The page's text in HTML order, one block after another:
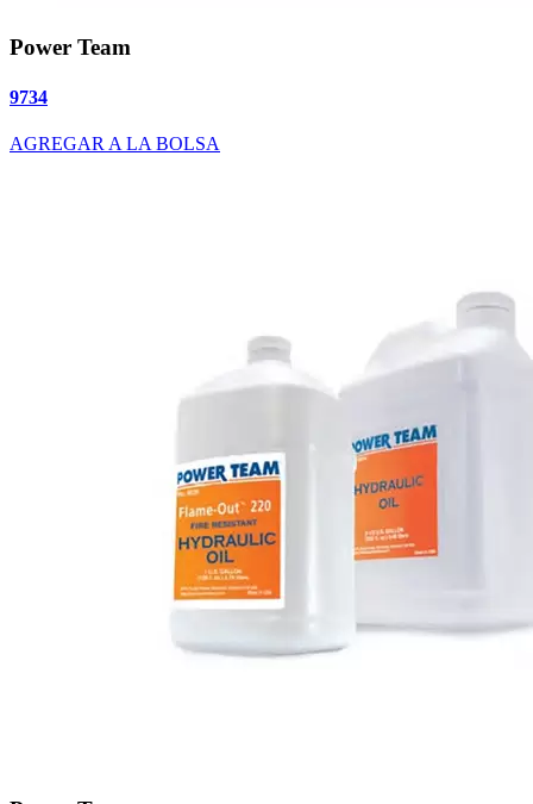
Power Team
9734
AGREGAR A LA BOLSA